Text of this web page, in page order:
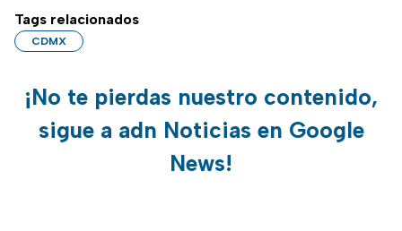
Tags relacionados
CDMX
¡No te pierdas nuestro contenido,
sigue a adn Noticias en Google
News!